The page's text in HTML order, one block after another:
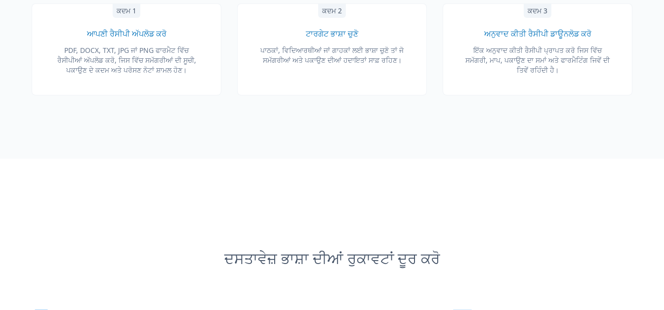
ਕਦਮ 1
ਆਪਣੀ ਰੈਸੀਪੀ ਅੱਪਲੋਡ ਕਰੋ
PDF, DOCX, TXT, JPG ਜਾਂ PNG ਫਾਰਮੈਟ ਵਿੱਚ
ਰੈਸੀਪੀਆਂ ਅੱਪਲੋਡ ਕਰੋ, ਜਿਸ ਵਿੱਚ ਸਮੱਗਰੀਆਂ ਦੀ ਸੂਚੀ,
ਪਕਾਉਣ ਦੇ ਕਦਮ ਅਤੇ ਪਰੋਸਣ ਨੋਟਾਂ ਸ਼ਾਮਲ ਹੋਣ।
ਕਦਮ 2
ਟਾਰਗੇਟ ਭਾਸ਼ਾ ਚੁਣੋ
ਪਾਠਕਾਂ, ਵਿਦਿਆਰਥੀਆਂ ਜਾਂ ਗਾਹਕਾਂ ਲਈ ਭਾਸ਼ਾ ਚੁਣੋ ਤਾਂ ਜੋ
ਸਮੱਗਰੀਆਂ ਅਤੇ ਪਕਾਉਣ ਦੀਆਂ ਹਦਾਇਤਾਂ ਸਾਫ਼ ਰਹਿਣ।
ਕਦਮ 3
ਅਨੁਵਾਦ ਕੀਤੀ ਰੈਸੀਪੀ ਡਾਊਨਲੋਡ ਕਰੋ
ਇੱਕ ਅਨੁਵਾਦ ਕੀਤੀ ਰੈਸੀਪੀ ਪ੍ਰਾਪਤ ਕਰੋ ਜਿਸ ਵਿੱਚ
ਸਮੱਗਰੀ, ਮਾਪ, ਪਕਾਉਣ ਦਾ ਸਮਾਂ ਅਤੇ ਫਾਰਮੈਟਿੰਗ ਜਿਵੇਂ ਦੀ
ਤਿਵੇਂ ਰਹਿੰਦੀ ਹੈ।
ਦਸਤਾਵੇਜ਼ ਭਾਸ਼ਾ ਦੀਆਂ ਰੁਕਾਵਟਾਂ ਦੂਰ ਕਰੋ